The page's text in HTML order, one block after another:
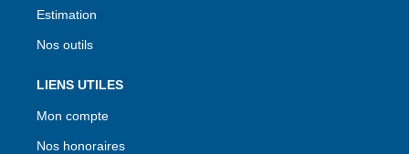
Estimation
Nos outils
LIENS UTILES
Mon compte
Nos honoraires